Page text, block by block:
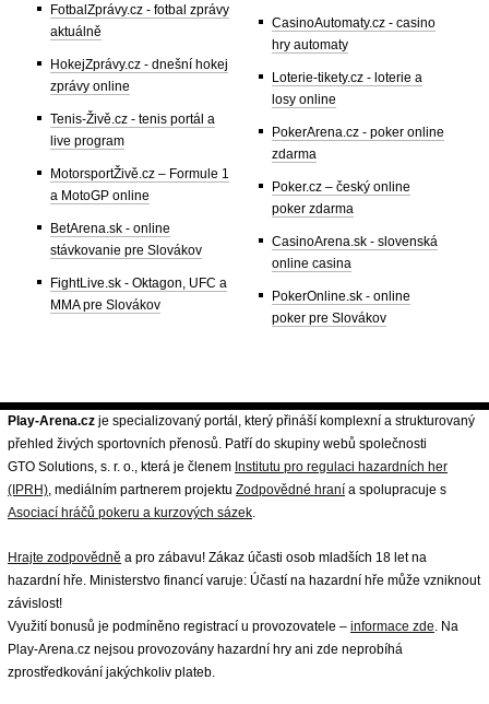
FotbalZprávy.cz - fotbal zprávy
aktuálně
HokejZprávy.cz - dnešní hokej
zprávy online
Tenis-Živě.cz - tenis portál a
live program
MotorsportŽivě.cz – Formule 1
a MotoGP online
BetArena.sk - online
stávkovanie pre Slovákov
FightLive.sk - Oktagon, UFC a
MMA pre Slovákov
CasinoAutomaty.cz - casino
hry automaty
Loterie-tikety.cz - loterie a
losy online
PokerArena.cz - poker online
zdarma
Poker.cz – český online
poker zdarma
CasinoArena.sk - slovenská
online casina
PokerOnline.sk - online
poker pre Slovákov
Play-Arena.cz je specializovaný portál, který přináší komplexní a strukturovaný
přehled živých sportovních přenosů. Patří do skupiny webů společnosti
GTO Solutions, s. r. o., která je členem Institutu pro regulaci hazardních her
(IPRH), mediálním partnerem projektu Zodpovědné hraní a spolupracuje s
Asociací hráčů pokeru a kurzových sázek.
Hrajte zodpovědně a pro zábavu! Zákaz účasti osob mladších 18 let na
hazardní hře. Ministerstvo financí varuje: Účastí na hazardní hře může vzniknout
závislost!
Využití bonusů je podmíněno registrací u provozovatele – informace zde. Na
Play-Arena.cz nejsou provozovány hazardní hry ani zde neprobíhá
zprostředkování jakýchkoliv plateb.